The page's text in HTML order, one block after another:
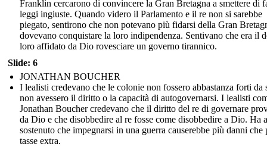
Franklin cercarono di convincere la Gran Bretagna a smettere di
leggi ingiuste. Quando videro il Parlamento e il re non si sarebbe
piegato, sentirono che non potevano più fidarsi della Gran
dovevano conquistare la loro indipendenza. Sentivano che era il
loro affidato da Dio rovesciare un governo tirannico.
Slide: 6
JONATHAN BOUCHER
I lealisti credevano che le colonie non fossero abbastanza forti da
non avessero il diritto o la capacità di autogovernarsi. I lealisti
Jonathan Boucher credevano che il diritto del re di governare
da Dio e che disobbedire al re fosse come disobbedire a Dio. Ha
sostenuto che impegnarsi in una guerra causerebbe più danni che
tasse extra.